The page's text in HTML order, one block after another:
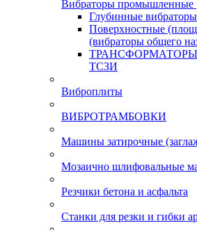
Вибраторы промышленные
Глубинные вибраторы
Поверхностные
(вибраторы общего
ТСЗИ
Виброплиты
ВИБРОТРАМБОВКИ
Машины затирочные
Мозаично шлифовальные
Резчики бетона и асфальта
Станки для резки и гибки